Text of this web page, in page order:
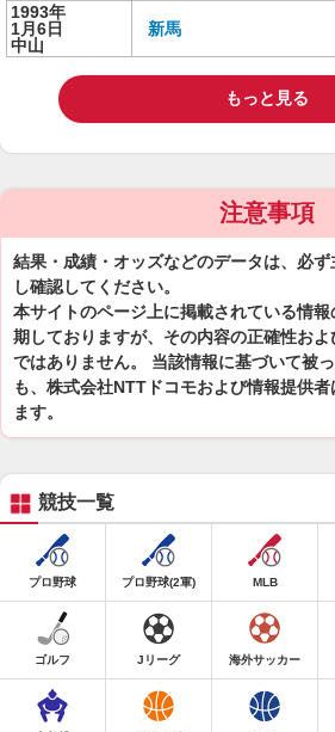
1993年
1月6日
中山
新馬
もっと見る
注意事項
結果・成績・オッズなどのデータは、必
し確認してください。
本サイトのページ上に掲載されている情
期しておりますが、その内容の正確性お
ではありません。 当該情報に基づいて被
も、株式会社NTTドコモおよび情報提供
ます。
競技一覧
プロ野球 プロ野球(2軍) MLB
ゴルフ Jリーグ 海外サッカー